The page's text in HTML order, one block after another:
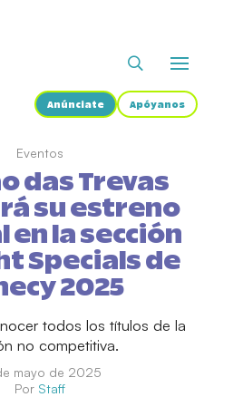
Anúnciate Apóyanos
Eventos
das Trevas
su estreno
en la sección
Specials de
2025
todos los títulos de la
no competitiva.
mayo de 2025
Por Staff